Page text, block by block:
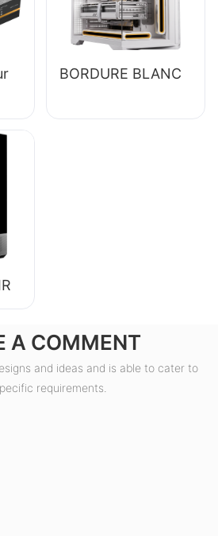
Bronze ESB650W
BORDURE BLANC
A COMMENT
and ideas and is able to cater to
requirements.